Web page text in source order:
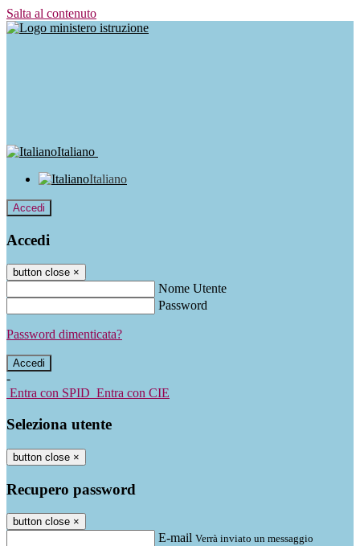
Salta al contenuto
Italiano
Italiano
Accedi
Accedi
button close ×
Nome Utente
Password
Password dimenticata?
-
Entra con SPID Entra con CIE
Seleziona utente
button close ×
Recupero password
button close ×
E-mail Verrà inviato un messaggio